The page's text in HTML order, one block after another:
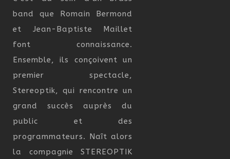
band que Romain Bermond
et Jean-Baptiste Maillet
font connaissance.
Ensemble, ils conçoivent un
premier spectacle,
Stereoptik, qui rencontre un
grand succès auprès du
public et des
programmateurs. Naît alors
la compagnie STEREOPTIK